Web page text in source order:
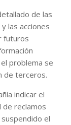
de las
las acciones
futuros
problema se
de terceros.
indicar el
de reclamos
el